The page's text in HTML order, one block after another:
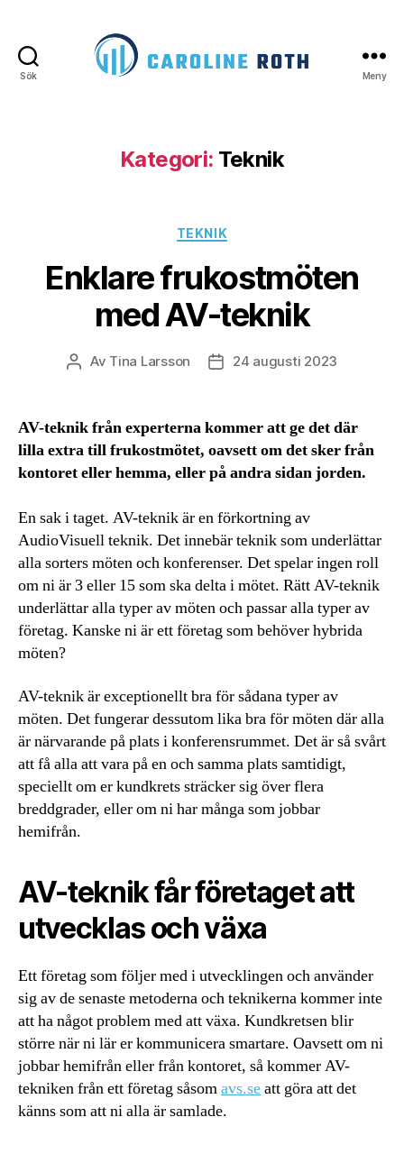
Sök Meny
Kategori: Teknik
Kategorier
TEKNIK
Enklare frukostmöten
med AV-teknik
Inläggsförfattare
Av Tina Larsson Inläggsdatum
24 augusti 2023
AV-teknik från experterna kommer att ge det där
lilla extra till frukostmötet, oavsett om det sker från
kontoret eller hemma, eller på andra sidan jorden.
En sak i taget. AV-teknik är en förkortning av
AudioVisuell teknik. Det innebär teknik som underlättar
alla sorters möten och konferenser. Det spelar ingen roll
om ni är 3 eller 15 som ska delta i mötet. Rätt AV-teknik
underlättar alla typer av möten och passar alla typer av
företag. Kanske ni är ett företag som behöver hybrida
möten?
AV-teknik är exceptionellt bra för sådana typer av
möten. Det fungerar dessutom lika bra för möten där alla
är närvarande på plats i konferensrummet. Det är så svårt
att få alla att vara på en och samma plats samtidigt,
speciellt om er kundkrets sträcker sig över flera
breddgrader, eller om ni har många som jobbar
hemifrån.
AV-teknik får företaget att
utvecklas och växa
Ett företag som följer med i utvecklingen och använder
sig av de senaste metoderna och teknikerna kommer inte
att ha något problem med att växa. Kundkretsen blir
större när ni lär er kommunicera smartare. Oavsett om ni
jobbar hemifrån eller från kontoret, så kommer AV-
tekniken från ett företag såsomavs.seatt göra att det
känns som att ni alla är samlade.